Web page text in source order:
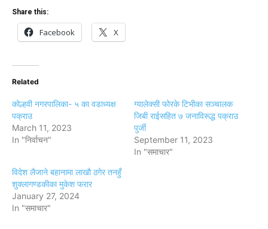
Share this:
Facebook X
Related
कोल्हवी नगरपालिका- ५ का वडाध्यक्ष
पक्राउ
March 11, 2023
In "निर्वाचन"
ग्यालेक्सी फोरके टिभीका सञ्चालक
जिबी राईसहित ७ जनाविरूद्ध पक्राउ
पुर्जी
September 11, 2023
In "समाचार"
विदेश लैजाने बहानामा लाखौ ठगेर तनहुँ
शुक्लागण्डकीका मुकेश फरार
January 27, 2024
In "समाचार"